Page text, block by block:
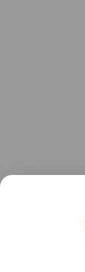
июле 2025, закон